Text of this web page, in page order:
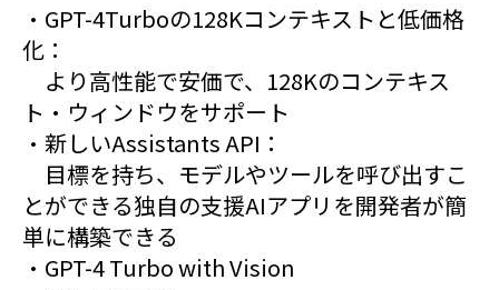
・GPT-4Turboの128Kコンテキストと低価格
化：
より高性能で安価で、128Kのコンテキス
ト・ウィンドウをサポート
・新しいAssistants API：
目標を持ち、モデルやツールを呼び出すこ
とができる独自の支援AIアプリを開発者が簡
単に構築できる
・GPT-4 Turbo with Vision